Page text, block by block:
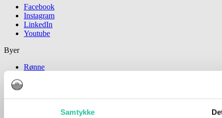
Samtykke
Facebook
Instagram
LinkedIn
Youtube
Byer
Rønne